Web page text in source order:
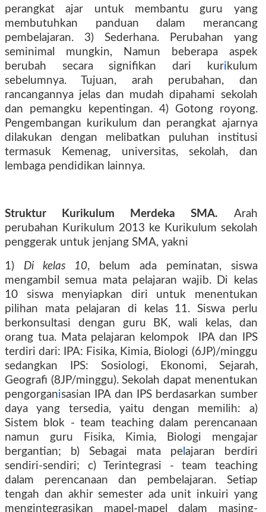
perangkat ajar untuk membantu guru yang
membutuhkan panduan dalam merancang
pembelajaran. 3) Sederhana. Perubahan yang
seminimal mungkin, Namun beberapa aspek
berubah secara signifikan dari kuri kulum
sebelumnya. Tujuan, arah perubahan, dan
rancangannya jelas dan mudah dipahami sekolah
dan pemangku kepentngan. 4) Gotong royong.
Pengembangan kurikulum dan perangkat ajarnya
dilakukan dengan melibatkan puluhan institusi
termasuk Kemenag, universitas, sekolah, dan
lembaga pendidikan lainnya.
Struktur Kurikulum Merdeka SMA. Arah
perubahan Kurikulum 2013 ke Kurikulum sekolah
penggerak untuk jenjang SMA, yakni
1) Di kelas 10, belum ada peminatan, siswa
mengambil semua mata pelajaran wajib. Di kelas
10 siswa menyiapkan diri untuk menentukan
pilihan mata pelajaran di kelas 11. Siswa perlu
berkonsultasi dengan guru BK, wali kelas, dan
orang tua. Mata pelajaran kelompok
IPA dan IPS
terdiri dari: IPA: Fisika, Kimia, Biologi (6JP)/minggu
sedangkan IPS: Sosiologi, Ekonomi, Sejarah,
Geografi (8JP/minggu). Sekolah dapat menentukan
pengorganisasian IPA dan IPS berdasarkan sumber
daya yang tersedia, yaitu dengan memilih: a)
Sistem blok - team teaching dalam perencanaan
namun guru Fisika, Kimia, Biologi mengajar
bergantian; b) Sebagai mata pel ajaran berdiri
sendiri-sendiri; c) Terintegrasi - team teaching
dalam perencanaan dan pembelajaran. Setiap
tengah dan akhir semester ada unit inkuiri yang
mengintegrasikan mapel-mapel dalam masing-